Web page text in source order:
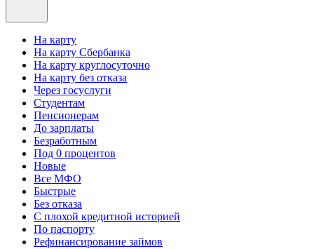
На карту
На карту Сбербанка
На карту круглосуточно
На карту без отказа
Через госуслуги
Студентам
Пенсионерам
До зарплаты
Безработным
Под 0 процентов
Новые
Все МФО
Быстрые
Без отказа
С плохой кредитной историей
По паспорту
Рефинансирование займов